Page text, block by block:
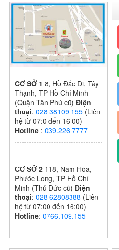
2024 – 2025
CƠ SỞ 18, Hồ Đắc Di, Tây
Thạnh, TP Hồ Chí Minh
(Quận Tân Phú cũ) Điện
thoại:028 38109 155 (Liên
hệ từ 07:0 đến 16:00)
Hotline :039.226.7777
CƠ SỞ 2 118, Nam Hòa,
Phước Long, TP Hồ Chí
Minh (Thủ Đức cũ) Điện
thoại:028 62808388 (Liên
hệ từ 07:00 đến 16:00)
Hotline:0766.109.155